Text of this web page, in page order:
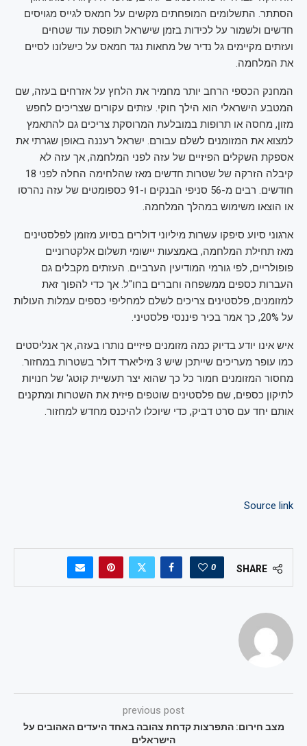
הסתתר. התשלומים המופחתים מקשים על חמאס לגייס מגויסים
חדשים ולשמור על לכידות בזמן שישראל תופסת עוד שטחים
ועזתים מקיימים גל נדיר של מחאות נגד חמאס על כישלונו לסיים
את המלחמה.
המחנק הכספי הרחב יותר מחמיר את הלחץ על אזרחים בעזה, שם
המטבע הישראלי הוא הילך חוקי. עזתים עקורים שצריכים לחפש
מזון, מחסה או תרופות במובלעת המרוסקת צריכים גם להתאמץ
למצוא את המזומנים לשלם עבורם. ישראל רעננה באופן שגרתי את
אספקת השקלים הפיזיים של עזה לפני המלחמה, אך עזה לא
קיבלה הזרקה של שטרות חדשים מאז שהלחימה החלה לפני 18
חודשים. רבים מ-56 סניפי הבנקים ו-91 כספומטים של עזה נהרסו
או הוצאו משימוש במהלך המלחמה.
ארגוני סיוע סיפקו עשרות מיליוני דולרים בסיוע מזומן לפלסטינים
מאז תחילת המלחמה, באמצעות יישומי תשלום אלקטרוניים
פופולריים, לפי גורמי המודיעין הערביים. העזתים מקבלים גם
העברות כספים ממשפחה וחברים בחו"ל. אך כדי להפוך זאת
למזומנים, פלסטינים צריכים לשלם למחליפי כספים עמלות העולות
על 20%, כך אמר בכיר פיננסי פלסטיני.
איש אינו יודע בדיוק כמה מזומנים פיזיים נותרו בעזה, אך אנליסטים
כמו עופר מעריכים שייתכן שיש 3 מיליארד דולר בשטרות במחזור.
מחסור המזומנים חמור כל כך שהוא יצר תעשיית קוטג' של חנויות
לתיקון כספים, שם פלסטינים שוטפים פיזית את השטרות ומתקנים
אותם יחד עם סרט דביק, כדי שיוכלו להיכנס מחדש למחזור.
Source link
SHARE
0
previous post
מצב חירום: התפרצות קדחת צהובה באחד היעדים האהובים על
הישראלים